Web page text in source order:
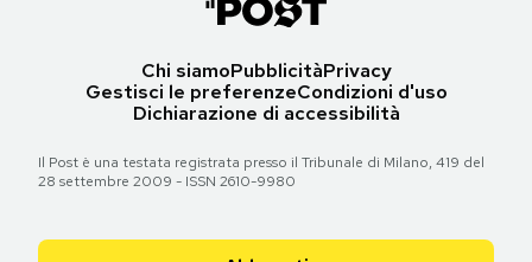
Chi siamoPubblicitàPrivacy
Gestisci le preferenzeCondizioni d'uso
Dichiarazione di accessibilità
Il Post è una testata registrata presso il Tribunale di Milano, 419 del
28 settembre 2009 - ISSN 2610-9980